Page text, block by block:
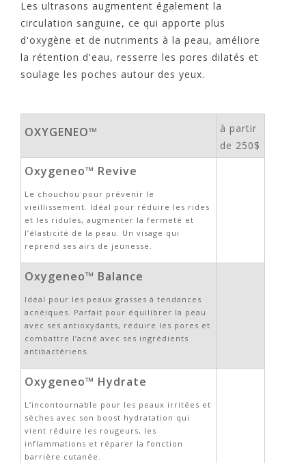
Les ultrasons augmentent également la
circulation sanguine, ce qui apporte plus
d'oxygène et de nutriments à la peau, améliore
la rétention d'eau, resserre les pores dilatés et
soulage les poches autour des yeux.
OXYGENEO™
à partir
de 250$
Oxygeneo™ Revive
Le chouchou pour prévenir le
vieillissement. Idéal pour réduire les rides
et les ridules, augmenter la fermeté et
l’élasticité de la peau. Un visage qui
reprend ses airs de jeunesse.
Oxygeneo™ Balance
Idéal pour les peaux grasses à tendances
acnéiques. Parfait pour équilibrer la peau
avec ses antioxydants, réduire les pores et
combattre l’acné avec ses ingrédients
antibactériens.
Oxygeneo™ Hydrate
L’incontournable pour les peaux irritées et
sèches avec son boost hydratation qui
vient réduire les rougeurs, les
inflammations et réparer la fonction
barrière cutanée.